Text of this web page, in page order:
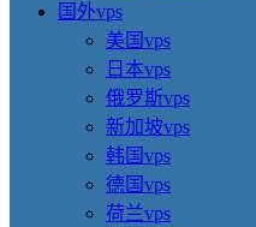
国外vps
美国vps
日本vps
俄罗斯vps
新加坡vps
韩国vps
德国vps
荷兰vps